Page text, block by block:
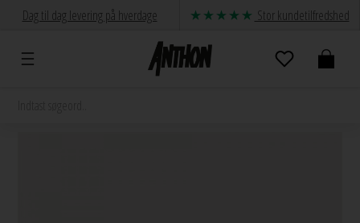
Dag til dag levering på hverdage Stor kundetilfredshed